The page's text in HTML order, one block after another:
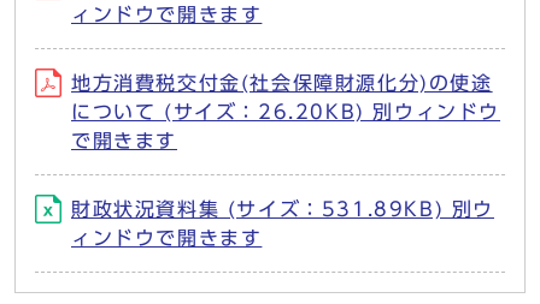
ィンドウで開きます
地方消費税交付金(社会保障財源化分)の使途
について (サイズ：26.20KB) 別ウィンドウ
で開きます
財政状況資料集 (サイズ：531.89KB) 別ウ
ィンドウで開きます